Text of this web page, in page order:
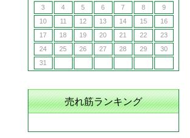
3
4 5 6 7 8
9
10
11 12 13 14 15
16
17
18 19 20 21 22
23
24
25 26 27 28 29
30
31
売れ筋ランキング